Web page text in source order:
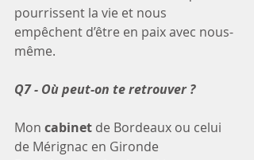
pourrissent la vie et nous
empêchent d’être en paix avec nous-
même.
Q7 - Où peut-on te retrouver ?
Mon cabinet de Bordeaux ou celui
de Mérignac en Gironde